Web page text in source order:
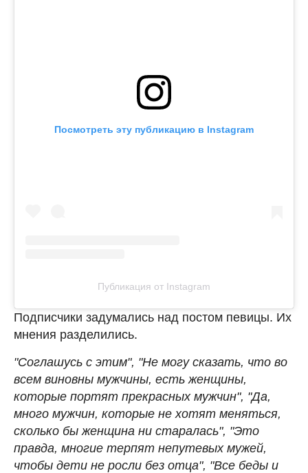
Посмотреть эту публикацию в Instagram
Публикация от Instagram
Подписчики задумались над постом певицы. Их
мнения разделились.
"Соглашусь с этим", "Не могу сказать, что во
всем виновны мужчины, есть женщины,
которые портят прекрасных мужчин", "Да,
много мужчин, которые не хотят меняться,
сколько бы женщина ни старалась", "Это
правда, многие терпят непутевых мужей,
чтобы дети не росли без отца", "Все беды и